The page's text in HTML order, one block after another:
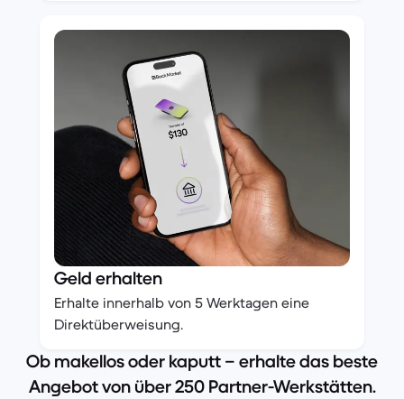
Geld erhalten
Erhalte innerhalb von 5 Werktagen eine
Direktüberweisung.
Ob makellos oder kaputt – erhalte das beste
Angebot von über 250 Partner-Werkstätten.